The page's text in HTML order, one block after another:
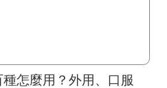
怎麼用？外用、口服